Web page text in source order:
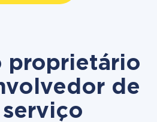
proprietário
de
serviço